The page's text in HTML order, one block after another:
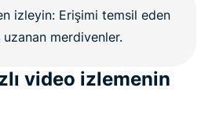
video izlemenin